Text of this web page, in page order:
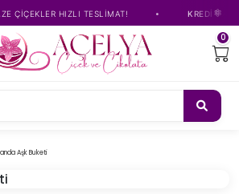
ÇİÇEKLER HIZLI TESLİMAT! KREDİ
0
Aşk Buketi